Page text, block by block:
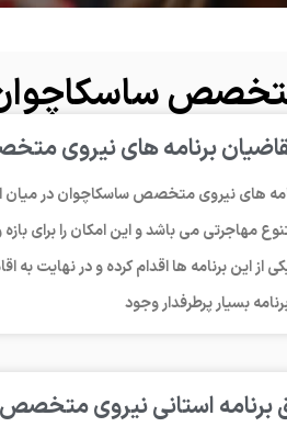
برنامه های نیروی
های نیروی متخصص ساسکاچوان در میان
مهاجرتی می باشد و این امکان را برای
از این برنامه ها اقدام کرده و در نهایت به
برنامه استانی نیروی